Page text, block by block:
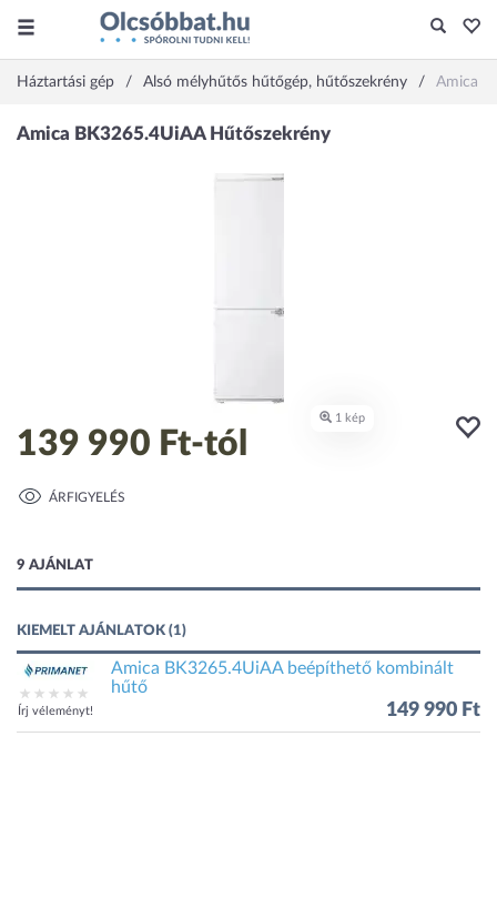
Háztartási gép Alsó mélyhűtős hűtőgép, hűtőszekrény Amica
139 990 Ft-tól
ÁRFIGYELÉS
9 AJÁNLAT
KIEMELT AJÁNLATOK (1)
Írj véleményt!
Amica BK3265.4UiAA beépíthető kombinált
hűtő
149 990 Ft